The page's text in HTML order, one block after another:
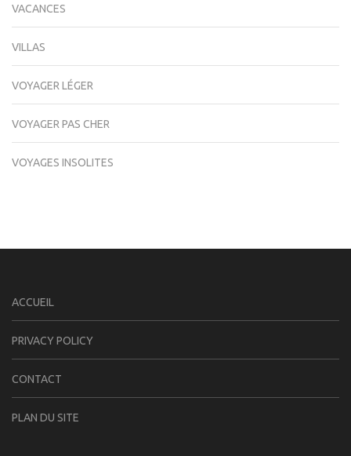
VACANCES
VILLAS
VOYAGER LÉGER
VOYAGER PAS CHER
VOYAGES INSOLITES
ACCUEIL
PRIVACY POLICY
CONTACT
PLAN DU SITE